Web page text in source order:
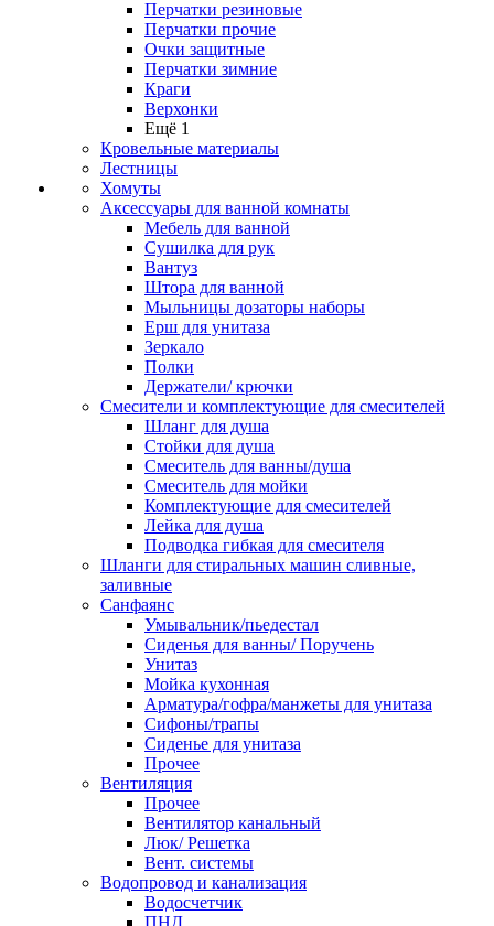
Перчатки резиновые
Перчатки прочие
Очки защитные
Перчатки зимние
Краги
Верхонки
Ещё 1
Кровельные материалы
Лестницы
Хомуты
Аксессуары для ванной комнаты
Мебель для ванной
Сушилка для рук
Вантуз
Штора для ванной
Мыльницы дозаторы наборы
Ерш для унитаза
Зеркало
Полки
Держатели/ крючки
Смесители и комплектующие для смесителей
Шланг для душа
Стойки для душа
Смеситель для ванны/душа
Смеситель для мойки
Комплектующие для смесителей
Лейка для душа
Подводка гибкая для смесителя
Шланги для стиральных машин сливные,
заливные
Санфаянс
Умывальник/пьедестал
Сиденья для ванны/ Поручень
Унитаз
Мойка кухонная
Арматура/гофра/манжеты для унитаза
Сифоны/трапы
Сиденье для унитаза
Прочее
Вентиляция
Прочее
Вентилятор канальный
Люк/ Решетка
Вент. системы
Водопровод и канализация
Водосчетчик
ПНД